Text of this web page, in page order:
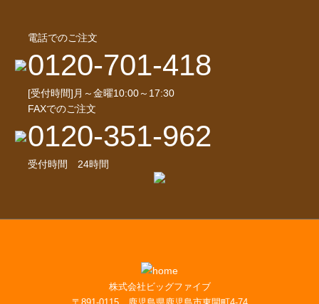
電話でのご注文
0120-701-418
[受付時間]月～金曜10:00～17:30
FAXでのご注文
0120-351-962
受付時間 24時間
株式会社ビッグファイブ